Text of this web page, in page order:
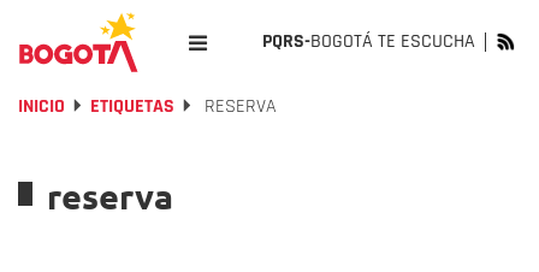
PQRS-BOGOTÁ TE ESCUCHA
INICIO ETIQUETAS RESERVA
reserva